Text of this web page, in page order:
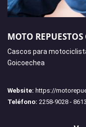
MOTO
Cascos para
Goicoechea
Website: https://
Teléfono: 2258-9028 -